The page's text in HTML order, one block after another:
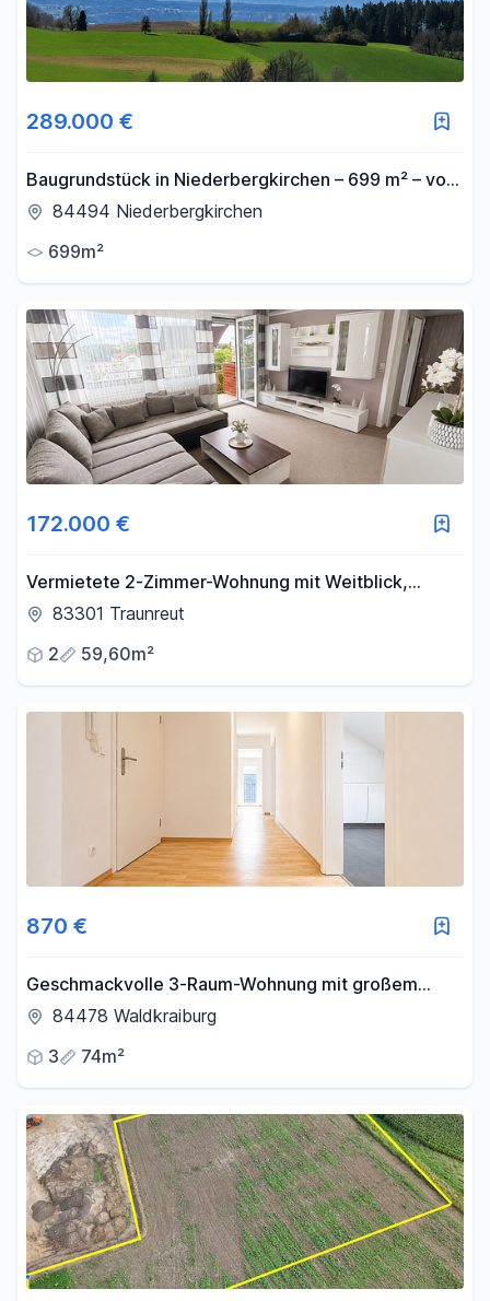
289.000 €
Baugrundstück in Niederbergkirchen – 699 m² – voll
erschlossen, ohne Bauzwang
84494 Niederbergkirchen
699m²
172.000 €
Vermietete 2-Zimmer-Wohnung mit Weitblick,
Aufzug und Balkon – Kapitalanlage in Traunreut
83301 Traunreut
2
59,60m²
870 €
Geschmackvolle 3-Raum-Wohnung mit großem
Balkon
84478 Waldkraiburg
3
74m²